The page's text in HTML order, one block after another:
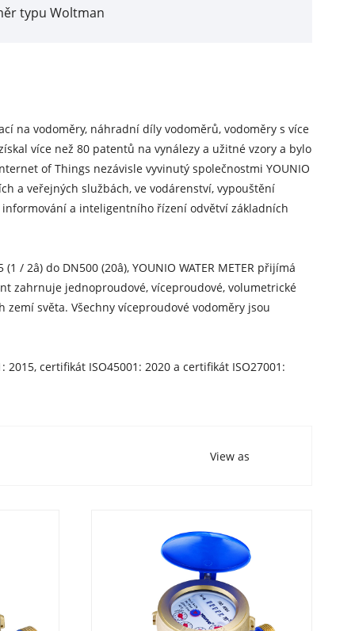
typu Woltman
na vodoměry, náhradní díly vodoměrů, vodoměry s více
více než 80 patentů na vynálezy a užitné vzory a bylo
of Things nezávisle vyvinutý společnostmi YOUNIO
a veřejných službách, ve vodárenství, vypouštění
a inteligentního řízení odvětví základních
/ 2â) do DN500 (20â), YOUNIO WATER METER přijímá
zahrnuje jednoproudové, víceproudové, volumetrické
zemí světa. Všechny víceproudové vodoměry jsou
certifikát ISO45001: 2020 a certifikát ISO27001:
View as